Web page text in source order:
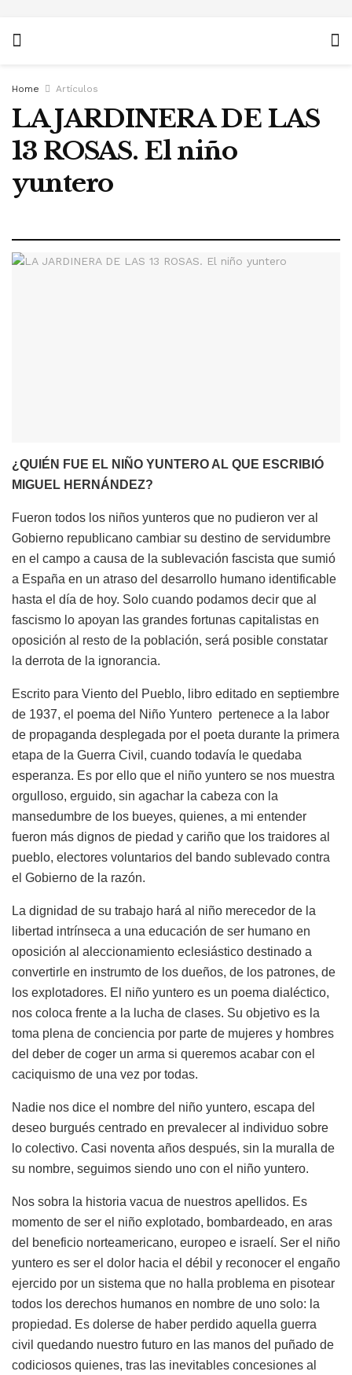
Home Artículos
LA JARDINERA DE LAS
13 ROSAS. El niño
yuntero
¿QUIÉN FUE EL NIÑO YUNTERO AL QUE ESCRIBIÓ
MIGUEL HERNÁNDEZ?
Fueron todos los niños yunteros que no pudieron ver al
Gobierno republicano cambiar su destino de servidumbre
en el campo a causa de la sublevación fascista que sumió
a España en un atraso del desarrollo humano identificable
hasta el día de hoy. Solo cuando podamos decir que al
fascismo lo apoyan las grandes fortunas capitalistas en
oposición al resto de la población, será posible constatar
la derrota de la ignorancia.
Escrito para Viento del Pueblo, libro editado en septiembre
de 1937, el poema del Niño Yuntero pertenece a la labor
de propaganda desplegada por el poeta durante la primera
etapa de la Guerra Civil, cuando todavía le quedaba
esperanza. Es por ello que el niño yuntero se nos muestra
orgulloso, erguido, sin agachar la cabeza con la
mansedumbre de los bueyes, quienes, a mi entender
fueron más dignos de piedad y cariño que los traidores al
pueblo, electores voluntarios del bando sublevado contra
el Gobierno de la razón.
La dignidad de su trabajo hará al niño merecedor de la
libertad intrínseca a una educación de ser humano en
oposición al aleccionamiento eclesiástico destinado a
convertirle en instrumto de los dueños, de los patrones, de
los explotadores. El niño yuntero es un poema dialéctico,
nos coloca frente a la lucha de clases. Su objetivo es la
toma plena de conciencia por parte de mujeres y hombres
del deber de coger un arma si queremos acabar con el
caciquismo de una vez por todas.
Nadie nos dice el nombre del niño yuntero, escapa del
deseo burgués centrado en prevalecer al individuo sobre
lo colectivo. Casi noventa años después, sin la muralla de
su nombre, seguimos siendo uno con el niño yuntero.
Nos sobra la historia vacua de nuestros apellidos. Es
momento de ser el niño explotado, bombardeado, en aras
del beneficio norteamericano, europeo e israelí. Ser el niño
yuntero es ser el dolor hacia el débil y reconocer el engaño
ejercido por un sistema que no halla problema en pisotear
todos los derechos humanos en nombre de uno solo: la
propiedad. Es dolerse de haber perdido aquella guerra
civil quedando nuestro futuro en las manos del puñado de
codiciosos quienes, tras las inevitables concesiones al